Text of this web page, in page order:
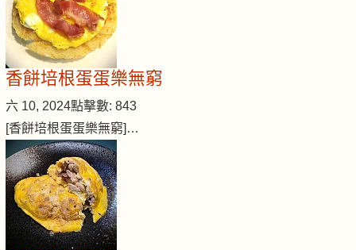
香餅培根蛋蛋樂無窮
六 10, 2024點擊數: 843
[香餅培根蛋蛋樂無窮]…